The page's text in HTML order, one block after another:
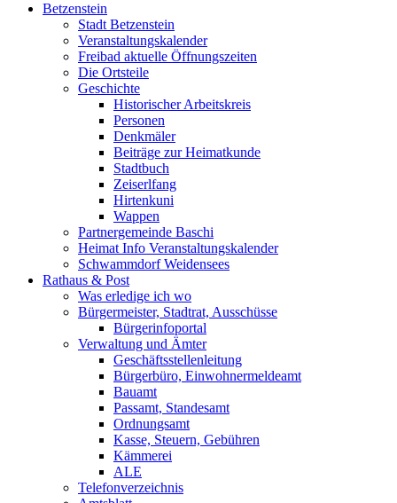
Betzenstein
Stadt Betzenstein
Veranstaltungskalender
Freibad aktuelle Öffnungszeiten
Die Ortsteile
Geschichte
Historischer Arbeitskreis
Personen
Denkmäler
Beiträge zur Heimatkunde
Stadtbuch
Zeiserlfang
Hirtenkuni
Wappen
Partnergemeinde Baschi
Heimat Info Veranstaltungskalender
Schwammdorf Weidensees
Rathaus & Post
Was erledige ich wo
Bürgermeister, Stadtrat, Ausschüsse
Bürgerinfoportal
Verwaltung und Ämter
Geschäftsstellenleitung
Bürgerbüro, Einwohnermeldeamt
Bauamt
Passamt, Standesamt
Ordnungsamt
Kasse, Steuern, Gebühren
Kämmerei
ALE
Telefonverzeichnis